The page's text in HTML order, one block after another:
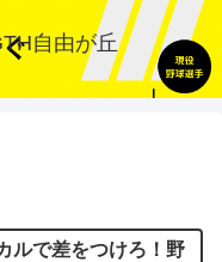
自由が丘
ルで差をつけろ！野